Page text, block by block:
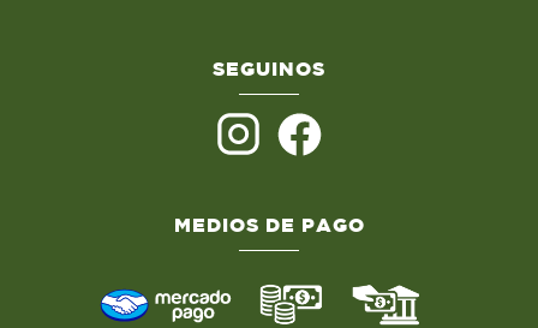
SEGUINOS
MEDIOS DE PAGO